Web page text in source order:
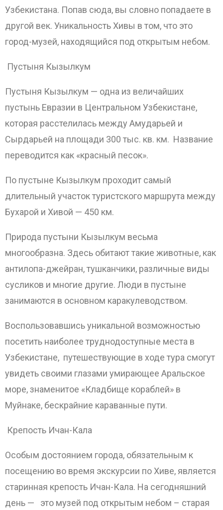
Узбекистана. Попав сюда, вы словно попадаете в
другой век. Уникальность Хивы в том, что это
город-музей, находящийся под открытым небом.
Пустыня Кызылкум
Пустыня Кызылкум — одна из величайших
пустынь Евразии в Центральном Узбекистане,
которая расстелилась между Амударьей и
Сырдарьей на площади 300 тыс. кв. км. Название
переводится как «красный песок».
По пустыне Кызылкум проходит самый
длительный участок туристского маршрута между
Бухарой и Хивой — 450 км.
Природа пустыни Кызылкум весьма
многообразна. Здесь обитают такие животные, как
антилопа-джейран, тушканчики, различные виды
сусликов и многие другие. Люди в пустыне
занимаются в основном каракулеводством.
Воспользовавшись уникальной возможностью
посетить наиболее труднодоступные места в
Узбекистане, путешествующие в ходе тура смогут
увидеть своими глазами умирающее Аральское
море, знаменитое «Кладбище кораблей» в
Муйнаке, бескрайние караванные пути.
Крепость Ичан-Кала
Особым достоянием города, обязательным к
посещению во время экскурсии по Хиве, является
старинная крепость Ичан-Кала. На сегодняшний
день — это музей под открытым небом – старая